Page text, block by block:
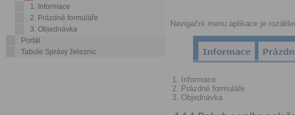
1. Informace
2. Prázdné formuláře
3. Objednávka
Portál
Tabule Správy železnic
Navigační menu aplikace je
1. Informace
2. Prázdné formuláře
3. Objednávka